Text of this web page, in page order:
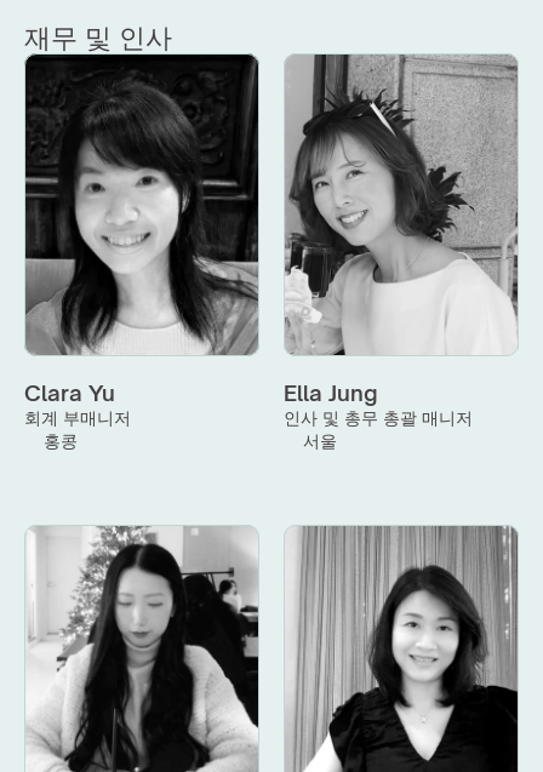
재무 및 인사
Clara Yu
회계 부매니저
홍콩
Ella Jung
인사 및 총무 총괄 매니저
서울